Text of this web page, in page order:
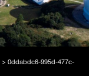
> 0ddabdc6-995d-477c-